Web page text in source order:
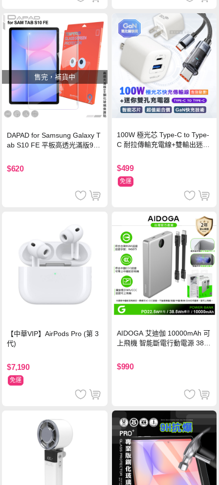
售完，補貨中
DAPAD for Samsung Galaxy T
ab S10 FE 平板高透光滿版9H
$620
100W 極光芯 Type-C to Type-
C 耐拉傳輸充電線+雙輸出迷你
$499
免運
【中華VIP】AirPods Pro (第 3
代)
$7,190
免運
AIDOGA 艾迪伽 10000mAh 可
上飛機 智能斷電行動電源 38.5
灣BSMI/中國CCC/歐美CE/FCC
認證
$990